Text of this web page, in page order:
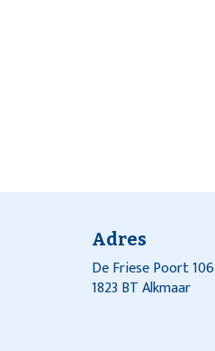
Adres
De Friese Poort 106
1823 BT Alkmaar